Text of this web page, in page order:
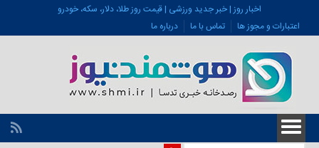
اخبار روز | خبر جدید ورزشی | قیمت روز طلا، دلار، سکه، خودرو
اعتبارات و مجوز ها
تماس با ما درباره ما